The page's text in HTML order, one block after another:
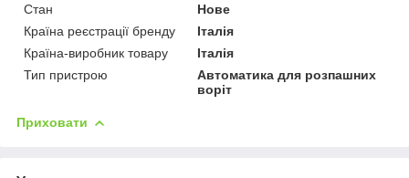
Стан
Нове
Країна реєстрації бренду
Італія
Країна-виробник товару
Італія
Тип пристрою
Автоматика для розпашних
воріт
Приховати